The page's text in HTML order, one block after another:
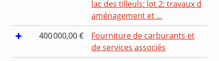
lac des tilleuls: lot 2: travaux d
aménagement et ...
400 000,00 €
Fourniture de carburants et
de services associés